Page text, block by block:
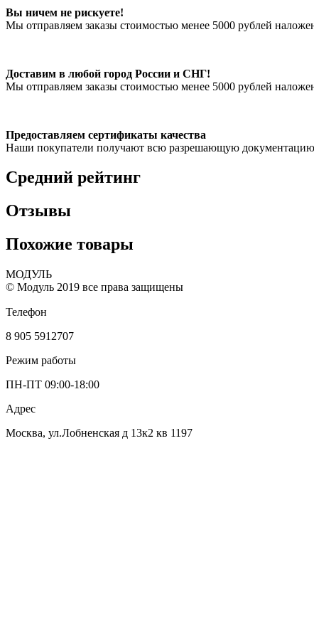
Вы ничем не рискуете!
Мы отправляем заказы стоимостью менее 5000 рублей
Доставим в любой город России и СНГ!
Мы отправляем заказы стоимостью менее 5000 рублей
Предоставляем сертификаты качества
Наши покупатели получают всю разрешающую
Средний рейтинг
Отзывы
Похожие товары
МОДУЛЬ
© Модуль 2019 все права защищены
Телефон
8 905 5912707
Режим работы
ПН-ПТ 09:00-18:00
Адрес
Москва, ул.Лобненская д 13к2 кв 1197